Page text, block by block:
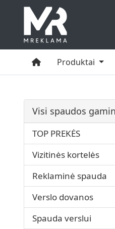
NamaiProduktai
Visi spaudos
TOP PREKĖS
Vizitinės kortelės
Reklaminė spauda
Verslo dovanos
Spauda verslui